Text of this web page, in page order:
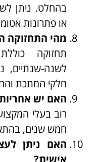
בהחלט. ניתן
או פתרונות
מהי התחזוקה
תחזוקה
לשנה-שנתיים,
חלקי המתכת
האם יש
רוב בעלי
חמש שנים,
האם ניתן
אישית?